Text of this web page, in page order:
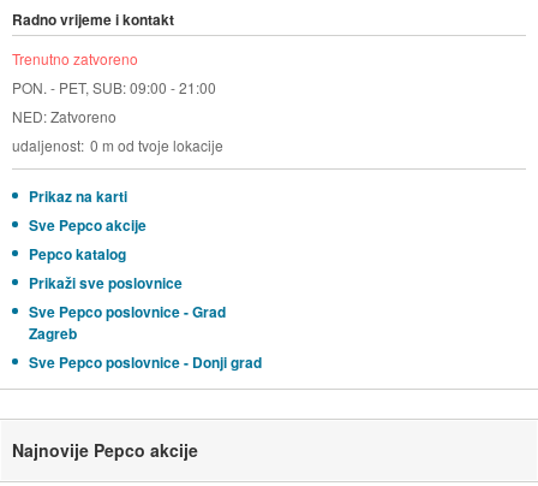
Radno vrijeme i kontakt
Trenutno zatvoreno
PON. - PET, SUB: 09:00 - 21:00
NED: Zatvoreno
udaljenost 0 m od tvoje lokacije
Prikaz na karti
Sve Pepco akcije
Pepco katalog
Prikaži sve poslovnice
Sve Pepco poslovnice - Grad
Zagreb
Sve Pepco poslovnice - Donji grad
Najnovije Pepco akcije